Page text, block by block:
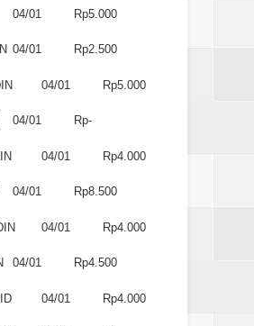
04/01 Rp5.000
04/01 Rp2.500
04/01 Rp5.000
04/01 Rp-
04/01 Rp4.000
04/01 Rp8.500
04/01 Rp4.000
04/01 Rp4.500
04/01 Rp4.000